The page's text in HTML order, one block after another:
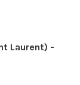
Laurent) -